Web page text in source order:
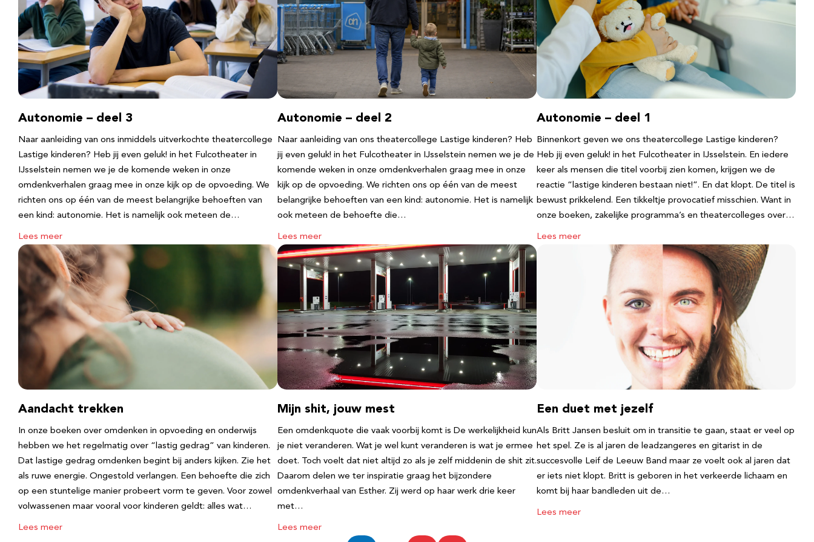
Autonomie – deel 3
Naar aanleiding van ons inmiddels uitverkochte theatercollege
Lastige kinderen? Heb jij even geluk! in het Fulcotheater in
IJsselstein nemen we je de komende weken in onze
omdenkverhalen graag mee in onze kijk op de opvoeding. We
richten ons op één van de meest belangrijke behoeften van
een kind: autonomie. Het is namelijk ook meteen de…
Lees meer
Autonomie – deel 2
Naar aanleiding van ons theatercollege Lastige kinderen? Heb
jij even geluk! in het Fulcotheater in IJsselstein nemen we je de
komende weken in onze omdenkverhalen graag mee in onze
kijk op de opvoeding. We richten ons op één van de meest
belangrijke behoeften van een kind: autonomie. Het is namelijk
ook meteen de behoefte die…
Lees meer
Autonomie – deel 1
Binnenkort geven we ons theatercollege Lastige kinderen?
Heb jij even geluk! in het Fulcotheater in IJsselstein. En iedere
keer als mensen die titel voorbij zien komen, krijgen we de
reactie “lastige kinderen bestaan niet!”. En dat klopt. De titel is
bewust prikkelend. Een tikkeltje provocatief misschien. Want in
onze boeken, zakelijke programma’s en theatercolleges over…
Lees meer
Aandacht trekken
In onze boeken over omdenken in opvoeding en onderwijs
hebben we het regelmatig over “lastig gedrag” van kinderen.
Dat lastige gedrag omdenken begint bij anders kijken. Zie het
als ruwe energie. Ongestold verlangen. Een behoefte die zich
op een stuntelige manier probeert vorm te geven. Voor zowel
volwassenen maar vooral voor kinderen geldt: alles wat…
Lees meer
Mijn shit, jouw mest
Een omdenkquote die vaak voorbij komt is De werkelijkheid kun
je niet veranderen. Wat je wel kunt veranderen is wat je ermee
doet. Toch voelt dat niet altijd zo als je zelf middenin de shit zit.
Daarom delen we ter inspiratie graag het bijzondere
omdenkverhaal van Esther. Zij werd op haar werk drie keer
met…
Lees meer
Een duet met jezelf
Als Britt Jansen besluit om in transitie te gaan, staat er veel op
het spel. Ze is al jaren de leadzangeres en gitarist in de
succesvolle Leif de Leeuw Band maar ze voelt ook al jaren dat
er iets niet klopt. Britt is geboren in het verkeerde lichaam en
komt bij haar bandleden uit de…
Lees meer